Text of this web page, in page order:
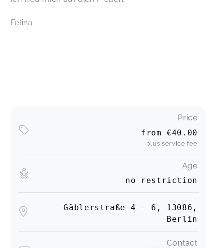
Felina
Price
from€40.00
plus service fee
Age
no restriction
Gäblerstraße 4 – 6, 13086,
Berlin
Contact